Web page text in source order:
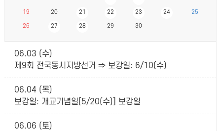
19 20 21 22 23 24 25
26 27 28 29 30
06.03 (수)
제9회 전국동시지방선거 ⇒ 보강일: 6/10(수)
06.04 (목)
보강일: 개교기념일[5/20(수)] 보강일
06.06 (토)